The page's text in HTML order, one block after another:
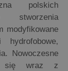
polskich
stworzenia
modyfikowane
hydrofobowe,
Nowoczesne
się wraz z